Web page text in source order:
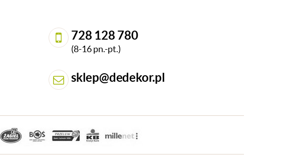
728 128 780
(8-16 pn.-pt.)
sklep@dedekor.pl